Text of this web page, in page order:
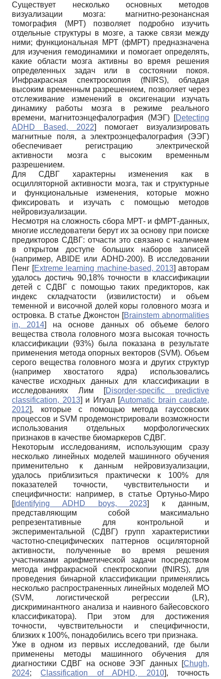
Существует несколько основных методов
визуализации мозга: магнитно-резонансная
томография (МРТ) позволяет подробно изучить
отдельные структуры в мозге, а также связи между
ними; функциональная МРТ (фМРТ) предназначена
для изучения гемодинамики и помогает определять,
какие области мозга активны во время решения
определенных задач или в состоянии покоя.
Инфракрасная спектроскопия (fNIRS), обладая
высоким временным разрешением, позволяет через
отслеживание изменений в оксигенации изучать
динамику работы мозга в режиме реального
времени, магнитоэнцефалография (МЭГ) [Detecting
ADHD Based, 2022]
помогает визуализировать
магнитные поля, а электроэнцефалография (ЭЭГ)
обеспечивает регистрацию электрической
активности мозга с высоким временным
разрешением.
Для СДВГ характерны изменения как в
осцилляторной активности мозга, так и структурные
и функциональные изменения, которые можно
фиксировать и изучать с помощью методов
нейровизуализации.
Несмотря на сложность сбора МРТ- и фМРТ-данных,
многие исследователи берут их за основу при поиске
предикторов СДВГ: отчасти это связано с наличием
в открытом доступе больших наборов записей
(например, ABIDE или ADHD-200). В исследовании
Пенг [Extreme learning machine-based, 2013] авторам
удалось достичь 90,18% точности в классификации
детей с СДВГ с помощью таких предикторов, как
индекс складчатости (извилистости) и объем
теменной и височной долей коры головного мозга и
островка. В статье Джонстон [Brainstem abnormalities
in, 2014]
на основе данных об объеме белого
вещества ствола головного мозга высокая точность
классификации (93%) была показана в результате
применения метода опорных векторов (SVM). Объем
серого вещества головного мозга и других структур
(например хвостатого ядра) использовались
качестве исходных данных для классификации в
исследованиях Лим [Disorder-specific predictive
classification, 2013] и Игуал [Automatic brain caudate,
2012], которые с помощью метода гауссовских
процессов и SVM продемонстрировали возможности
использования отдельных морфологических
признаков в качестве биомаркеров СДВГ.
Некоторым исследованиям, использующим сразу
несколько линейных моделей машинного обучения
применительно к данным нейровизуализации,
удалось приблизиться практически к 100% для
показателей точности, чувствительности и
специфичности: например, в статье Ортуньо-Миро
[Identifying ADHD boys, 2023]
к данным,
представляющим собой максимально
репрезентативные для контрольной и
экспериментальной (СДВГ) групп характеристики
частотно-специфических паттернов осциляторной
активности, полученные во время решения
участниками арифметической задачи посредством
метода инфракрасной спектроскопии (fNIRS), для
проведения бинарной классификации применялись
несколько распространенных линейных моделей МО
(SVM, логистической регрессии (LR),
дискриминантного анализа и наивного байесовского
классификатора). При этом для достижения
точности, чувствительности и специфичности,
близких к 100%, понадобились всего три признака.
Уже в одном из первых исследований, где были
применены методы машинного обучения для
диагностики СДВГ на основе ЭЭГ данных [Chugh,
2024;Classification of ADHD, 2010], точность